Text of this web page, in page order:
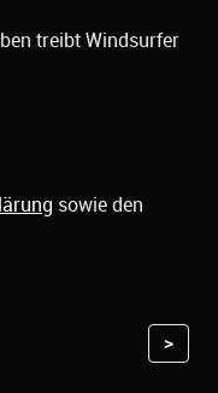
treibt Windsurfer
sowie den
>